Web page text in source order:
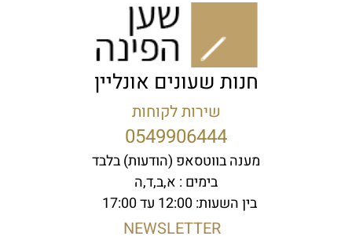
חנות שעונים אונליין
שירות לקוחות
0549906444
מענה בווטסאפ (הודעות) בלבד
בימים : א,ב,ד,ה
בין השעות: 12:00 עד 17:00
NEWSLETTER